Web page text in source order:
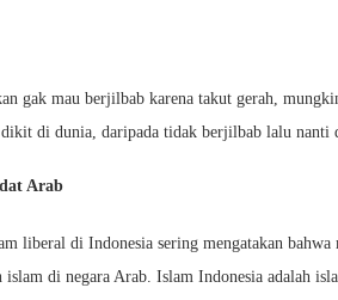
gak mau berjilbab karena takut gerah,
di dunia, daripada tidak berjilbab lalu nanti
Arab
liberal di Indonesia sering mengatakan
islam di negara Arab. Islam Indonesia adalah